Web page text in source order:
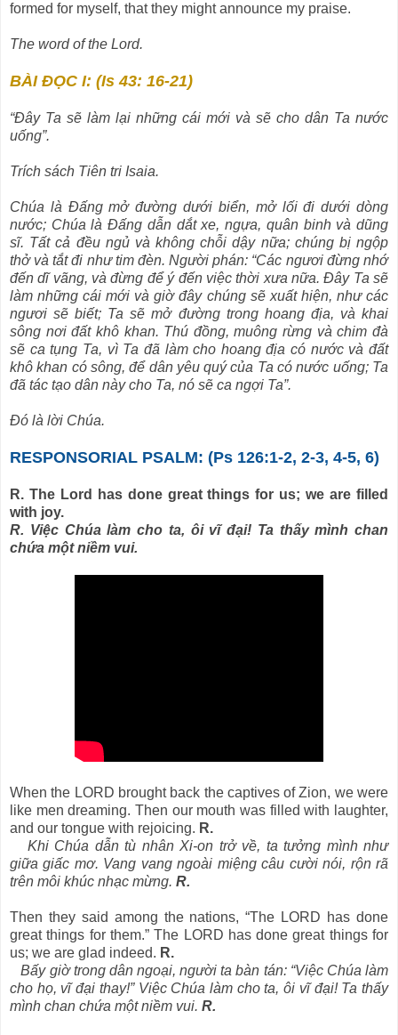
formed for myself, that they might announce my praise.
The word of the Lord.
BÀI ĐỌC I: (Is 43: 16-21)
“Ðây Ta sẽ làm lại những cái mới và sẽ cho dân Ta nước
uống”.
Trích sách Tiên tri Isaia.
Chúa là Ðấng mở đường dưới biển, mở lối đi dưới dòng
nước; Chúa là Ðấng dẫn dắt xe, ngựa, quân binh và dũng
sĩ. Tất cả đều ngủ và không chỗi dậy nữa; chúng bị ngộp
thở và tắt đi như tim đèn. Người phán: “Các ngươi đừng nhớ
đến dĩ vãng, và đừng để ý đến việc thời xưa nữa. Ðây Ta sẽ
làm những cái mới và giờ đây chúng sẽ xuất hiện, như các
ngươi sẽ biết; Ta sẽ mở đường trong hoang địa, và khai
sông nơi đất khô khan. Thú đồng, muông rừng và chim đà
sẽ ca tụng Ta, vì Ta đã làm cho hoang địa có nước và đất
khô khan có sông, để dân yêu quý của Ta có nước uống; Ta
đã tác tạo dân này cho Ta, nó sẽ ca ngợi Ta”.
Ðó là lời Chúa.
RESPONSORIAL PSALM: (Ps 126:1-2, 2-3, 4-5, 6)
R. The Lord has done great things for us; we are filled
with joy.
R. Việc Chúa làm cho ta, ôi vĩ đại! Ta thấy mình chan
chứa một niềm vui.
When the LORD brought back the captives of Zion, we were
like men dreaming. Then our mouth was filled with laughter,
and our tongue with rejoicing. R.
Khi Chúa dẫn tù nhân Xi-on trở về, ta tưởng mình như
giữa giấc mơ. Vang vang ngoài miệng câu cười nói, rộn rã
trên môi khúc nhạc mừng. R.
Then they said among the nations, “The LORD has done
great things for them.” The LORD has done great things for
us; we are glad indeed. R.
Bấy giờ trong dân ngoại, người ta bàn tán: “Việc Chúa làm
cho họ, vĩ đại thay!” Việc Chúa làm cho ta, ôi vĩ đại! Ta thấy
mình chan chứa một niềm vui. R.